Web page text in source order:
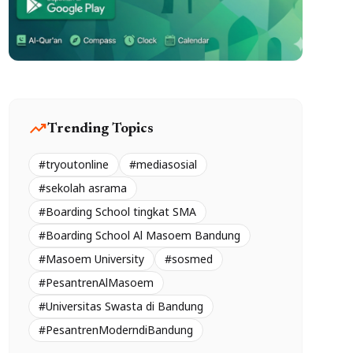
trending_upTrending Topics
#tryoutonline
#mediasosial
#sekolah asrama
#Boarding School tingkat SMA
#Boarding School Al Masoem Bandung
#Masoem University
#sosmed
#PesantrenAlMasoem
#Universitas Swasta di Bandung
#PesantrenModerndiBandung